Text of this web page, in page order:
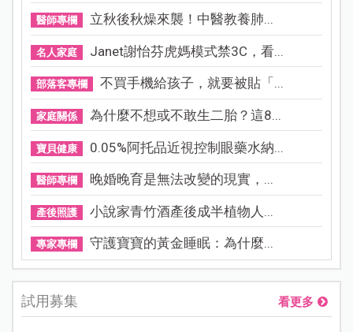
醫師專欄 立秋後秋燥來襲！中醫教養肺...
名人家庭 Janet謝怡芬虎媽模式禁3C，看...
部落客專欄 不買手機給孩子，就要被貼「...
家庭關係 為什麼不想或不敢生二胎？這8...
寶貝健康 0.05%阿托品近視控制眼藥水納...
醫師專欄 晚婚晚育是無法改變的現實，...
產後照護 小說家青竹酒產後成半植物人...
專家專欄 守護寶寶的黃金睡眠：為什麼...
試用募集 看更多